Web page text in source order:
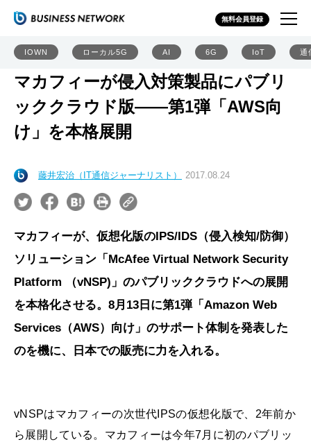
無料会員登録
IOWN ローカル5G AI 6G IoT 通
マカフィーが侵入対策製品にパブリ
ッククラウド版――第1弾「AWS向
け」を本格展開
藤井宏治（IT通信ジャーナリスト） 2017.08.24
マカフィーが、仮想化版のIPS/IDS（侵入検知/防御）
ソリューション「McAfee Virtual Network Security
Platform （vNSP)」のパブリッククラウドへの展開
を本格化させる。8月13日に第1弾「Amazon Web
Services（AWS）向け」のサポート体制を発表した
のを機に、日本での販売に力を入れる。
vNSPはマカフィーの次世代IPSの仮想化版で、2年前か
ら展開している。マカフィーは今年7月に初のパブリッ